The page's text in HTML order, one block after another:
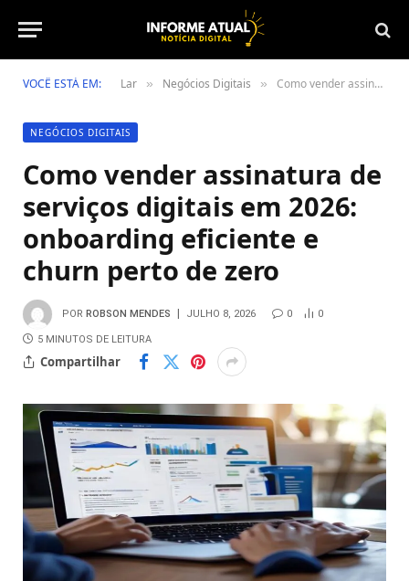
VOCÊ ESTÁ EM: Lar » Negócios Digitais » Como vender assinatura de serviços digitais em 2026: onboarding eficiente e churn perto de zero
NEGÓCIOS DIGITAIS
Como vender assinatura de
serviços digitais em 2026:
onboarding eficiente e
churn perto de zero
POR ROBSON MENDES JULHO 8, 2026 0 0
5 MINUTOS DE LEITURA
Compartilhar